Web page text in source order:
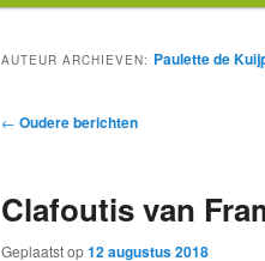
AUTEUR ARCHIEVEN: Paulette de
Bericht
← Oudere berichten
Clafoutis van
Geplaatst op12 augustus 2018